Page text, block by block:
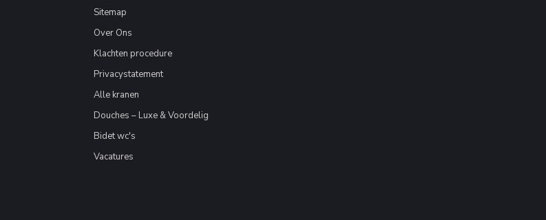
Sitemap
Over Ons
Klachten procedure
Privacystatement
Alle kranen
Douches – Luxe & Voordelig
Bidet wc's
Vacatures